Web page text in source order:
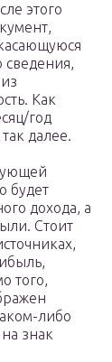
этого
сведения,
Как
год
далее.
будет
дохода, а
Стоит
того,
либо
знак